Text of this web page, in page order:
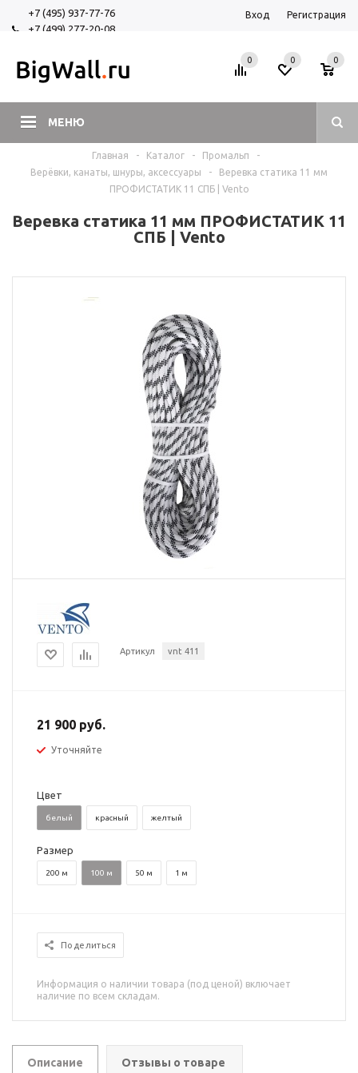
+7 (495) 937-77-76
+7 (499) 277-20-08
Вход Регистрация
МЕНЮ
0 0
0
Главная - Каталог - Промальп
-
Верёвки, канаты, шнуры, аксессуары
-
Веревка статика 11 мм
ПРОФИСТАТИК 11 СПБ | Vento
Веревка статика 11 мм ПРОФИСТАТИК 11
СПБ | Vento
Артикул vnt 411
21 900 руб.
Уточняйте
Цвет
белый красный желтый
Размер
200 м 100 м 50 м 1 м
Поделиться
Информация о наличии товара (под ценой) включает
наличие по всем складам.
Описание Отзывы о товаре